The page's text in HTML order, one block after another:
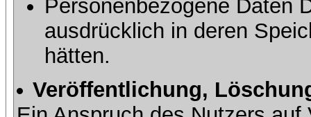
Personenbezogene Daten
ausdrücklich in deren
hätten.
Veröffentlichung,